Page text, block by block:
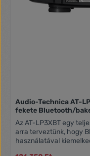
Audio-Technica AT-
fekete Bluetooth/
Az AT-LP3XBT egy
arra terveztünk, hogy
használatával